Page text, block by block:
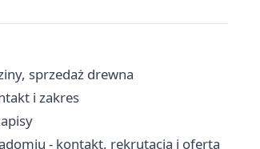
sprzedaż drewna
i zakres
- kontakt, rekrutacja i oferta